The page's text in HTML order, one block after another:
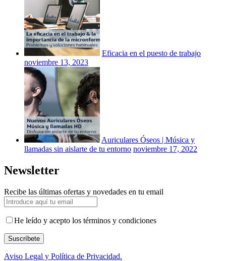
Eficacia en el puesto de trabajo
noviembre 13, 2023
Auriculares Óseos | Música y
llamadas sin aislarte de tu entorno noviembre 17, 2022
Newsletter
Recibe las últimas ofertas y novedades en tu email
He leído y acepto los términos y condiciones
Suscríbete
Aviso Legal y Política de Privacidad.